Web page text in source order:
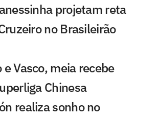
projetam reta
no Brasileirão
Vasco, meia recebe
Chinesa
realiza sonho no